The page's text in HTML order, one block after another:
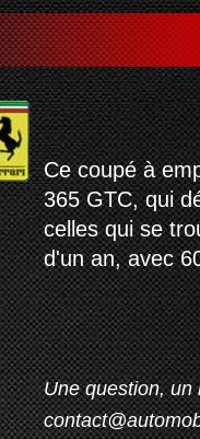
Ce coupé à
365 GTC, qui
celles qui se
d'un an, avec
Une question, un